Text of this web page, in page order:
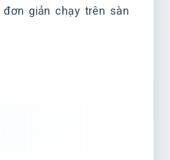
giản chạy trên sàn